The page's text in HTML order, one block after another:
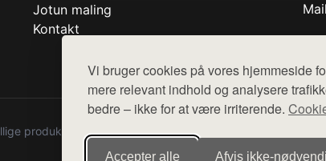
Vi bruger cookies på vores hjemmeside
mere relevant indhold og analysere
bedre – ikke for at være irriterende.
Accepter alle Afvis
Jotun maling
Kontakt
produkter fra diverse webshops. Der sælges ikke varer